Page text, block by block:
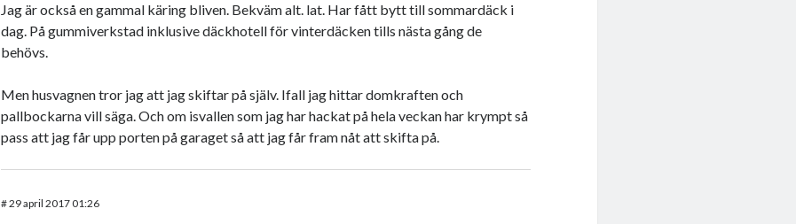
Jag är också en gammal käring bliven. Bekväm alt. lat. Har fått bytt till sommardäck i
dag. På gummiverkstad inklusive däckhotell för vinterdäcken tills nästa gång de
behövs.
Men husvagnen tror jag att jag skiftar på själv. Ifall jag hittar domkraften och
pallbockarna vill säga. Och om isvallen som jag har hackat på hela veckan har krympt så
pass att jag får upp porten på garaget så att jag får fram nåt att skifta på.
#29 april 2017 01:26